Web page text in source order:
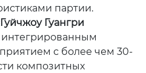
партии.
Гуангри
интегрированным
с более чем 30-
композитных